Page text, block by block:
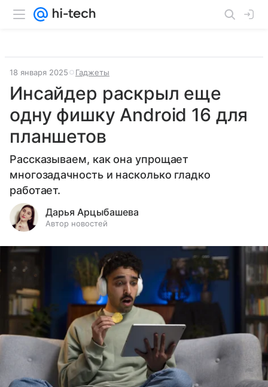
18 января 2025 Гаджеты
Инсайдер раскрыл еще
одну фишку Android 16 для
планшетов
Рассказываем, как она упрощает
многозадачность и насколько гладко
работает.
Дарья Арцыбашева
Автор новостей